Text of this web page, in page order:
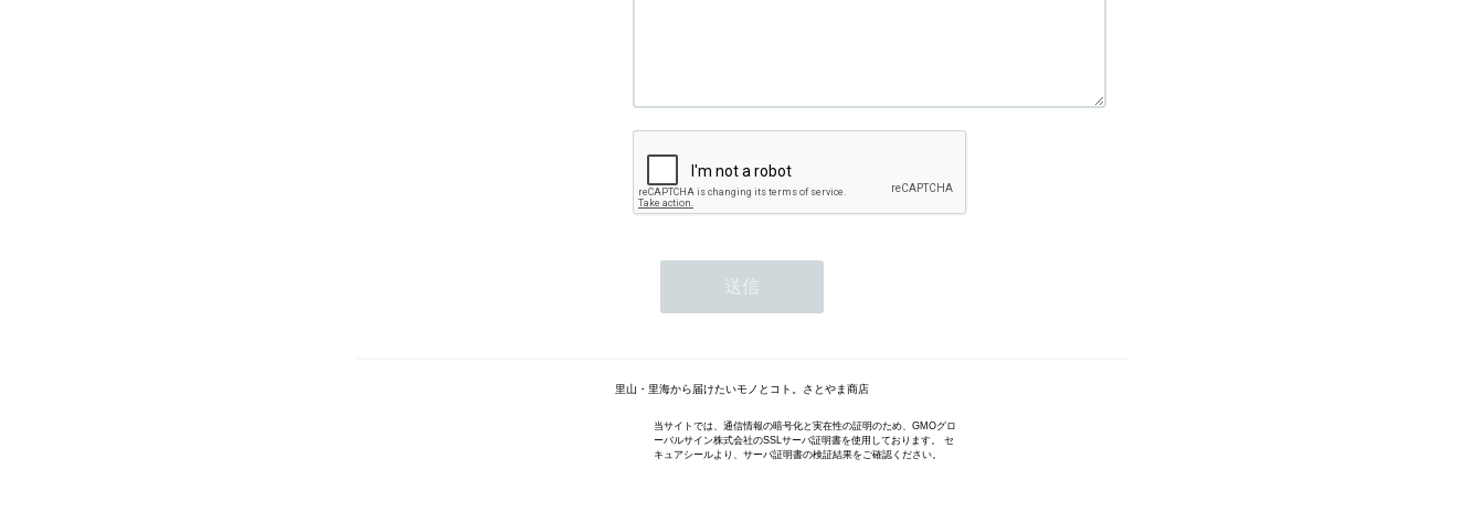
里山・里海から届けたいモノとコト。さとやま商店
当サイトでは、通信情報の暗号化と実在性の証明のため、GMOグロ
ーバルサイン株式会社のSSLサーバ証明書を使用しております。 セ
キュアシールより、サーバ証明書の検証結果をご確認ください。